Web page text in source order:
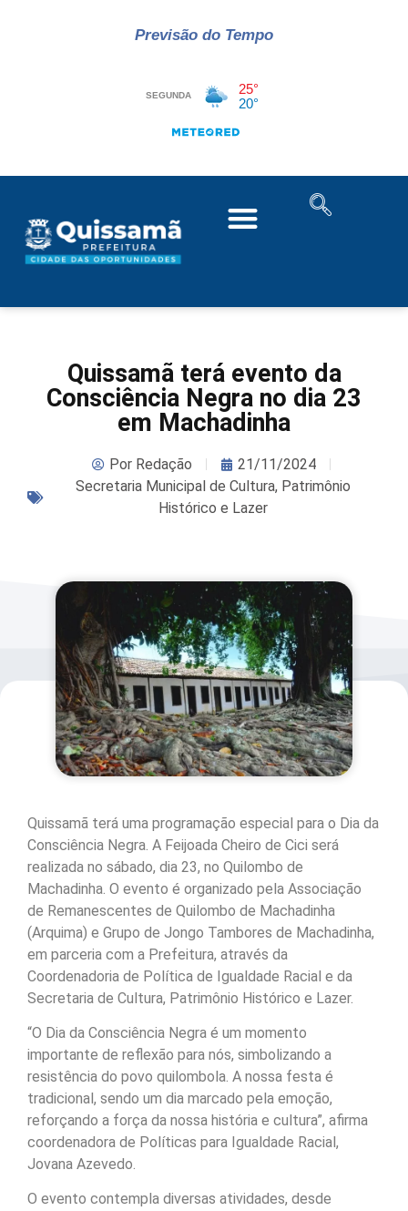
Previsão do Tempo
Quissamã terá evento da
Consciência Negra no dia 23
em Machadinha
PorRedação
21/11/2024
Secretaria Municipal de Cultura, Patrimônio
Histórico e Lazer
Quissamã terá uma programação especial para o Dia da
Consciência Negra. A Feijoada Cheiro de Cici será
realizada no sábado, dia 23, no Quilombo de
Machadinha. O evento é organizado pela Associação
de Remanescentes de Quilombo de Machadinha
(Arquima) e Grupo de Jongo Tambores de Machadinha,
em parceria com a Prefeitura, através da
Coordenadoria de Política de Igualdade Racial e da
Secretaria de Cultura, Patrimônio Histórico e Lazer.
“O Dia da Consciência Negra é um momento
importante de reflexão para nós, simbolizando a
resistência do povo quilombola. A nossa festa é
tradicional, sendo um dia marcado pela emoção,
reforçando a força da nossa história e cultura”, afirma
coordenadora de Políticas para Igualdade Racial,
Jovana Azevedo.
O evento contempla diversas atividades, desde